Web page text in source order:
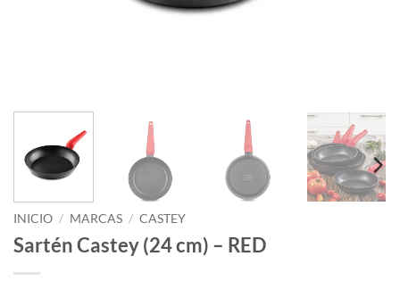
INICIO / MARCAS / CASTEY
Sartén Castey (24 cm) – RED